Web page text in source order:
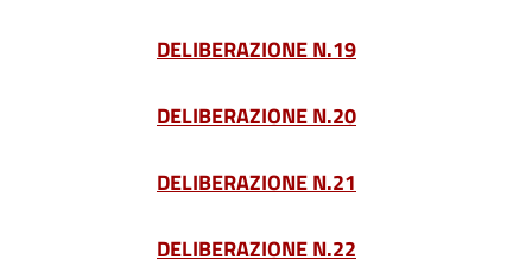
DELIBERAZIONE N.19
DELIBERAZIONE N.20
DELIBERAZIONE N.21
DELIBERAZIONE N.22